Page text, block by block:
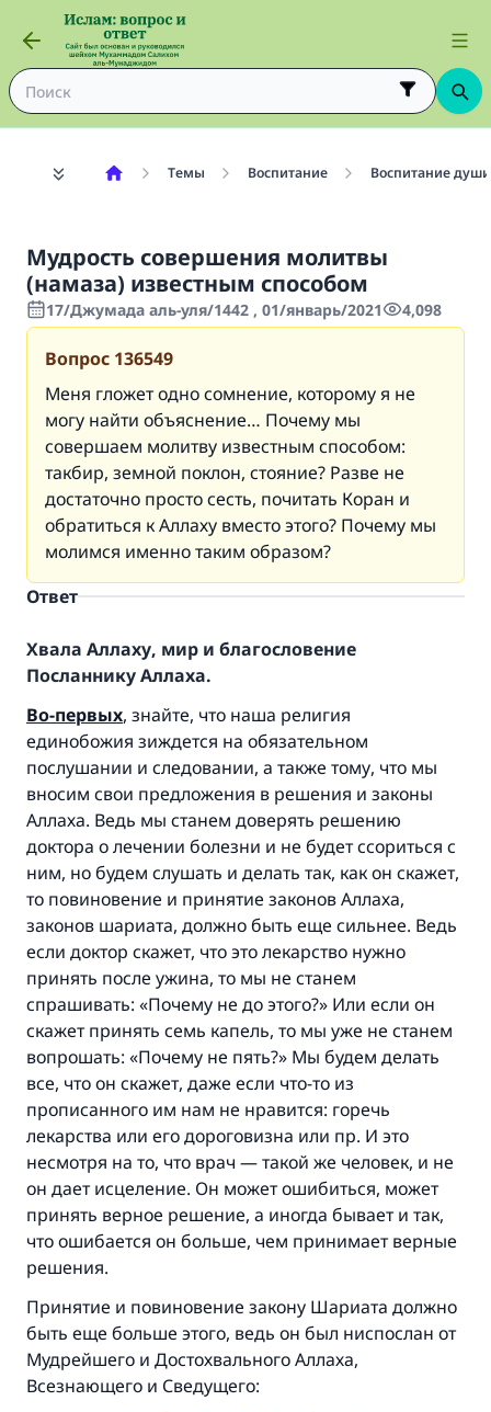
Темы Воспитание Воспитание души
Мудрость совершения молитвы
(намаза) известным способом
17/Джумада аль-уля/1442 , 01/январь/2021 4,098
Вопрос 136549
Меня гложет одно сомнение, которому я не
могу найти объяснение… Почему мы
совершаем молитву известным способом:
такбир, земной поклон, стояние? Разве не
достаточно просто сесть, почитать Коран и
обратиться к Аллаху вместо этого? Почему мы
молимся именно таким образом?
Ответ
Хвала Аллаху, мир и благословение
Посланнику Аллаха.
Во-первых, знайте, что наша религия
единобожия зиждется на обязательном
послушании и следовании, а также тому, что мы
вносим свои предложения в решения и законы
Аллаха. Ведь мы станем доверять решению
доктора о лечении болезни и не будет ссориться с
ним, но будем слушать и делать так, как он скажет,
то повиновение и принятие законов Аллаха,
законов шариата, должно быть еще сильнее. Ведь
если доктор скажет, что это лекарство нужно
принять после ужина, то мы не станем
спрашивать: «Почему не до этого?» Или если он
скажет принять семь капель, то мы уже не станем
вопрошать: «Почему не пять?» Мы будем делать
все, что он скажет, даже если что-то из
прописанного им нам не нравится: горечь
лекарства или его дороговизна или пр. И это
несмотря на то, что врач — такой же человек, и не
он дает исцеление. Он может ошибиться, может
принять верное решение, а иногда бывает и так,
что ошибается он больше, чем принимает верные
решения.
Принятие и повиновение закону Шариата должно
быть еще больше этого, ведь он был ниспослан от
Мудрейшего и Достохвального Аллаха,
Всезнающего и Сведущего: